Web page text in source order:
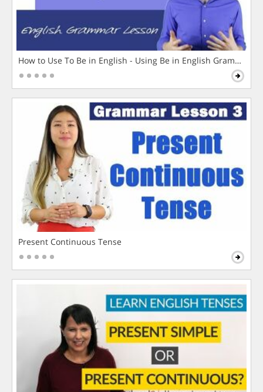
How to Use To Be in English - Using Be in English Grammar
Present Continuous Tense